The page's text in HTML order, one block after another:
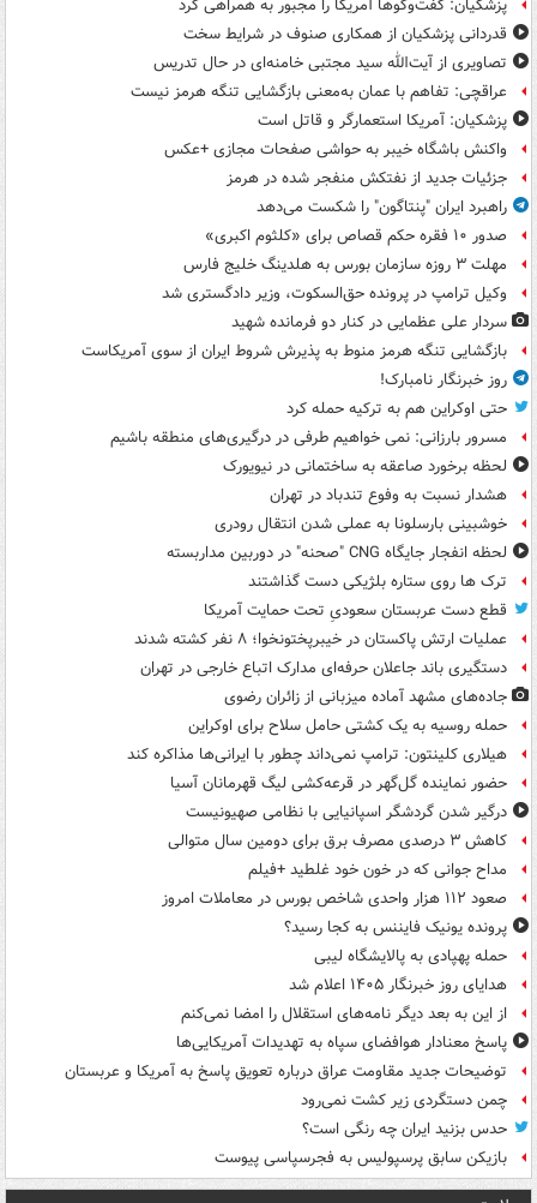
پزشکیان: گفت‌وگوها آمریکا را مجبور به همراهی کرد
قدردانی پزشکیان از همکاری صنوف در شرایط سخت
تصاویری از آیت‌الله سید مجتبی خامنه‌ای در حال تدریس
عراقچی: تفاهم با عمان به‌معنی بازگشایی تنگه هرمز نیست
پزشکیان: آمریکا استعمارگر و قاتل است
واکنش باشگاه خیبر به حواشی صفحات مجازی +عکس
جزئیات جدید از نفتکش منفجر شده در هرمز
راهبرد ایران "پنتاگون" را شکست می‌دهد
صدور ۱۰ فقره حکم قصاص برای «کلثوم اکبری»
مهلت ۳ روزه سازمان بورس به هلدینگ خلیج فارس
وکیل ترامپ در پرونده حق‌السکوت، وزیر دادگستری شد
سردار علی عظمایی در کنار دو فرمانده شهید
بازگشایی تنگه هرمز منوط به پذیرش شروط ایران از سوی آمریکاست
روز خبرنگار نامبارک!
حتی اوکراین هم به ترکیه حمله کرد
مسرور بارزانی: نمی خواهیم طرفی در درگیری‌های منطقه باشیم
لحظه برخورد صاعقه به ساختمانی در نیویورک
هشدار نسبت به وفوع تندباد در تهران
خوشبینی بارسلونا به عملی شدن انتقال رودری
لحظه انفجار جایگاه CNG "صحنه" در دوربین مداربسته
ترک ها روی ستاره بلژیکی دست گذاشتند
قطع دست عربستان سعودیِ تحت حمایت آمریکا
عملیات ارتش پاکستان در خیبرپختونخوا؛ ۸ نفر کشته شدند
دستگیری باند جاعلان حرفه‌ای مدارک اتباع خارجی در تهران
جاده‌های مشهد آماده میزبانی از زائران رضوی
حمله روسیه به یک کشتی حامل سلاح برای اوکراین
هیلاری کلینتون: ترامپ نمی‌داند چطور با ایرانی‌ها مذاکره کند
حضور نماینده گل‌گهر در قرعه‌کشی لیگ قهرمانان آسیا
درگیر شدن گردشگر اسپانیایی با نظامی صهیونیست
کاهش ۳ درصدی مصرف برق برای دومین سال متوالی
مداح جوانی که در خون خود غلطید +فیلم
صعود ۱۱۲ هزار واحدی شاخص بورس در معاملات امروز
پرونده یونیک فایننس به کجا رسید؟
حمله پهپادی به پالایشگاه لیبی
هدایای روز خبرنگار ۱۴۰۵ اعلام شد
از این به بعد دیگر نامه‌های استقلال را امضا نمی‌کنم
پاسخ معنادار هوافضای سپاه به تهدیدات آمریکایی‌ها
توضیحات جدید مقاومت عراق درباره تعویق پاسخ به آمریکا و عربستان
چمن دستگردی زیر کشت نمی‌رود
حدس بزنید ایران چه رنگی است؟
بازیکن سابق پرسپولیس به فجرسپاسی پیوست